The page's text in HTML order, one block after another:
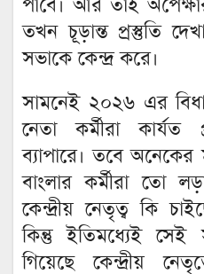
পাবে। আর তাই
তখন চূড়ান্ত প্রস্তুতি
সভাকে কেন্দ্র করে।
সামনেই ২০২৬ এর
নেতা কর্মীরা কার্যত
ব্যাপারে। তবে
বাংলার কর্মীরা তো
কেন্দ্রীয় নেতৃত্ব কি
কিন্তু ইতিমধ্যেই
গিয়েছে কেন্দ্রীয়